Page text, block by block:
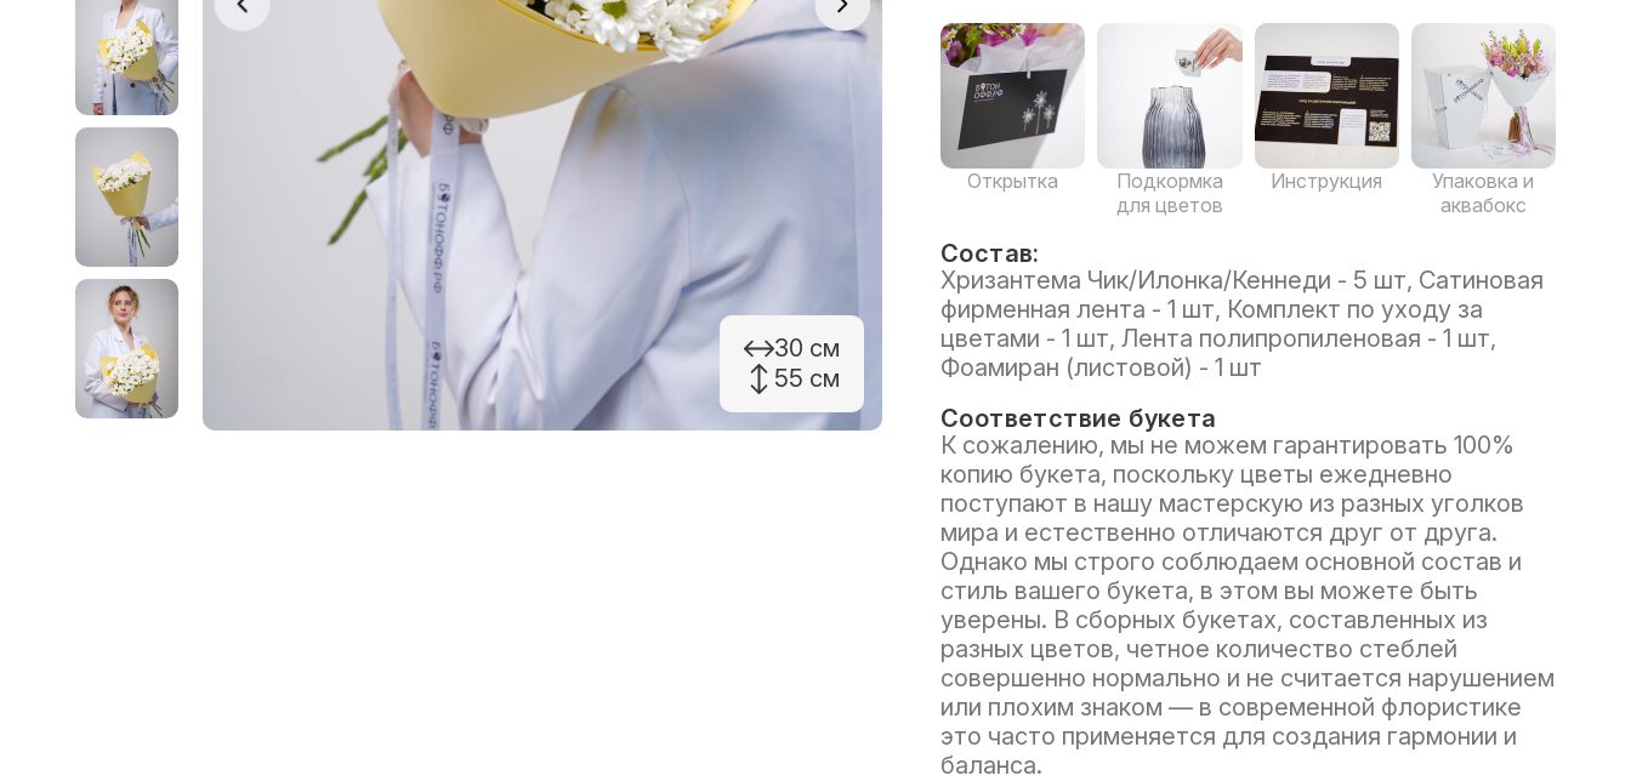
30 см
55 см
Открытка
Подкормка
для цветов
Инструкция
Упаковка и
аквабокс
Состав:
Хризантема Чик/Илонка/Кеннеди - 5 шт, Сатиновая
фирменная лента - 1 шт, Комплект по уходу за
цветами - 1 шт, Лента полипропиленовая - 1 шт,
Фоамиран (листовой) - 1 шт
Соответствие букета
К сожалению, мы не можем гарантировать 100%
копию букета, поскольку цветы ежедневно
поступают в нашу мастерскую из разных уголков
мира и естественно отличаются друг от друга.
Однако мы строго соблюдаем основной состав и
стиль вашего букета, в этом вы можете быть
уверены. В сборных букетах, составленных из
разных цветов, четное количество стеблей
совершенно нормально и не считается нарушением
или плохим знаком — в современной флористике
это часто применяется для создания гармонии и
баланса.